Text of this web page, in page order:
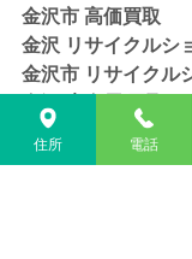
金沢市 高価買取
金沢 リサイクルシ
金沢市 リサイクル
金沢 貴金属 買取
金沢市 貴金属 買取
金沢 金 買取
住所 電話